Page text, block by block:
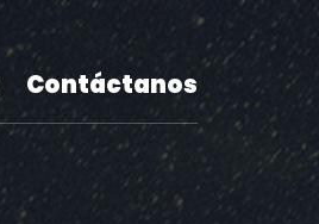
Contáctanos